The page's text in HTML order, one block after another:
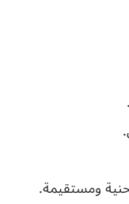
ومستقيمة.